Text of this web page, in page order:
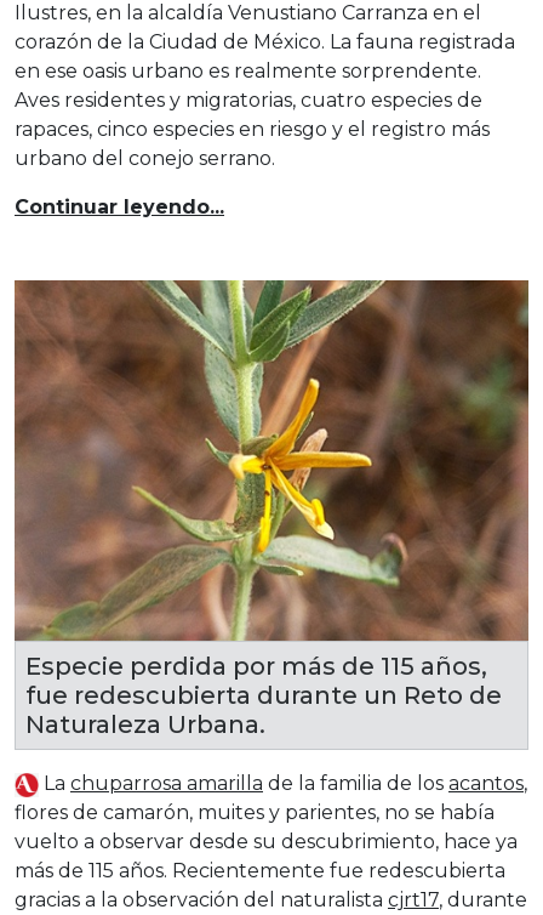
Ilustres, en la alcaldía Venustiano Carranza en el
corazón de la Ciudad de México. La fauna registrada
en ese oasis urbano es realmente sorprendente.
Aves residentes y migratorias, cuatro especies de
rapaces, cinco especies en riesgo y el registro más
urbano del conejo serrano.
Continuar leyendo...
Especie perdida por más de 115 años,
fue redescubierta durante un Reto de
Naturaleza Urbana.
La chuparrosa amarilla de la familia de los acantos,
flores de camarón, muites y parientes, no se había
vuelto a observar desde su descubrimiento, hace ya
más de 115 años. Recientemente fue redescubierta
gracias a la observación del naturalista cjrt17, durante